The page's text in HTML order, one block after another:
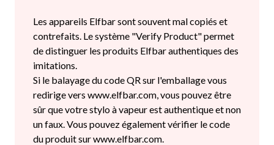
Les appareils Elfbar sont souvent mal copiés et
contrefaits. Le système "Verify Product" permet
de distinguer les produits Elfbar authentiques des
imitations.
Si le balayage du code QR sur l'emballage vous
redirige vers www.elfbar.com, vous pouvez être
sûr que votre stylo à vapeur est authentique et non
un faux. Vous pouvez également vérifier le code
du produit sur www.elfbar.com.